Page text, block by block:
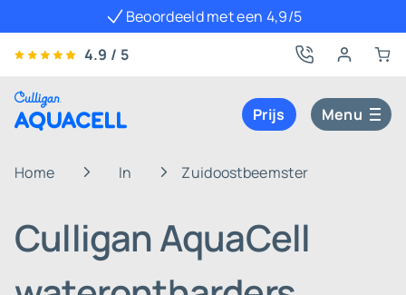
Beoordeeld met een 4,9/5
4.9 / 5
Prijs Menu
Home In Zuidoostbeemster
Culligan AquaCell